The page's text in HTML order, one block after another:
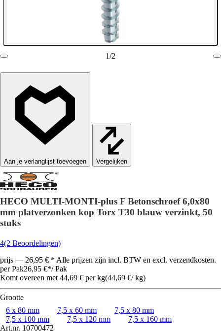
1/2
Vergelijken
HECO MULTI-MONTI-plus F Betonschroef 6,0x80
mm platverzonken kop Torx T30 blauw verzinkt, 50
stuks
4(2 Beoordelingen)
prijs — 26,95 € * Alle prijzen zijn incl. BTW en excl. verzendkosten.
per Pak26,95 €*/ Pak
Komt overeen met 44,69 € per kg(44,69 €/ kg)
Grootte
6 x 80 mm
7,5 x 60 mm
7,5 x 80 mm
7,5 x 100 mm
7,5 x 120 mm
7,5 x 160 mm
Art.nr. 10700472